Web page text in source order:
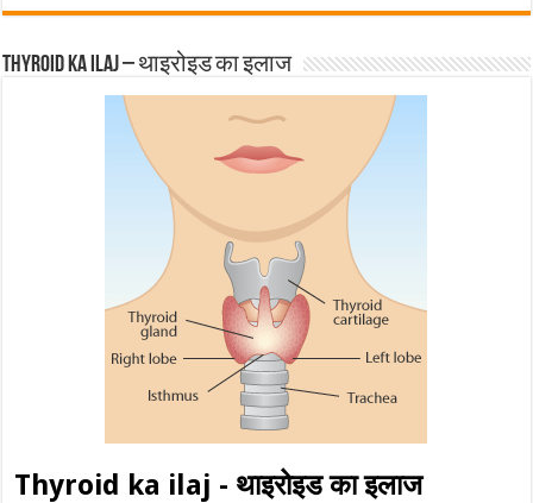
Thyroid ka ilaj – थाइरोइड का इलाज
Thyroid ka ilaj - थाइरोइड का इलाज